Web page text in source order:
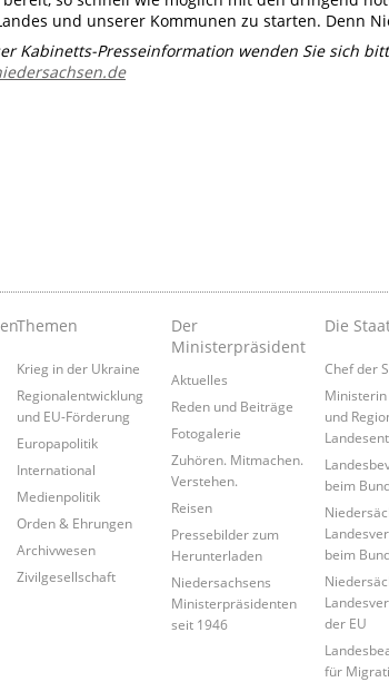
und unserer Kommunen zu starten. Denn
Kabinetts-Presseinformation wenden Sie sich
Themen
Krieg in der Ukraine
Regionalentwicklung
und EU-Förderung
Europapolitik
International
Medienpolitik
Orden & Ehrungen
Archivwesen
Zivilgesellschaft
Der
Ministerpräsident
Aktuelles
Reden und Beiträge
Fotogalerie
Zuhören. Mitmachen.
Verstehen.
Reisen
Pressebilder zum
Herunterladen
Niedersachsens
Ministerpräsidenten
seit 1946
Die
Chef der
und
beim
beim
der EU
für